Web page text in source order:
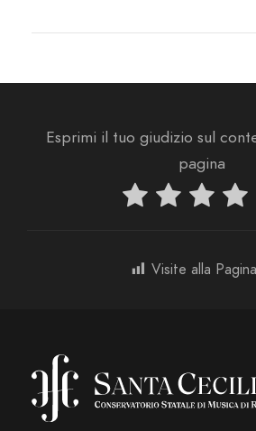
Esprimi il tuo giudizio sul
pagina
Visite alla